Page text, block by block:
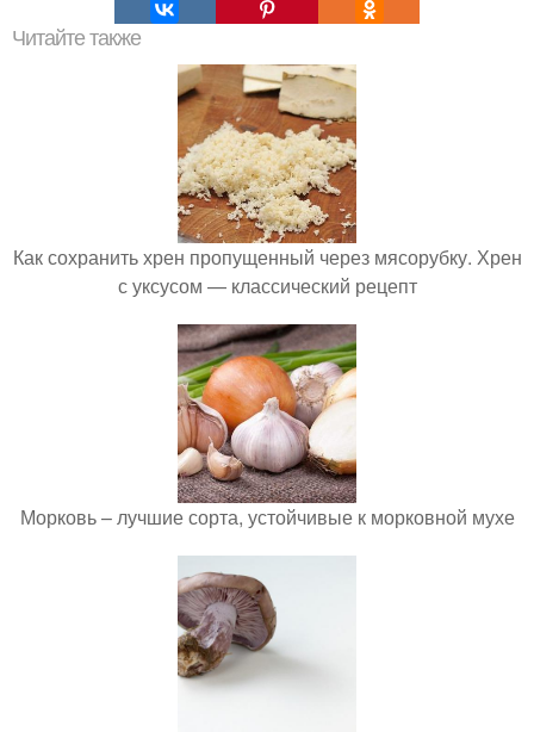
Читайте также
Как сохранить хрен пропущенный через мясорубку. Хрен
с уксусом — классический рецепт
Морковь – лучшие сорта, устойчивые к морковной мухе